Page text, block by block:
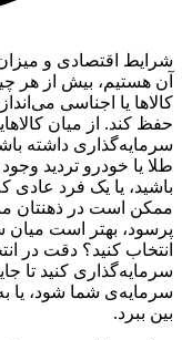
شرایط اقتصادی و
آن هستیم، بیش از هر
کالاها یا اجناسی
حفظ کند. از میان
سرمایه‌گذاری داشته
طلا یا خودرو تردید
باشید، یا یک فرد
ممکن است در ذهنتان
پرسود، بهتر است میان
انتخاب کنید؟ دقت در
سرمایه‌گذاری کنید تا
سرمایه‌ی شما شود، یا
بین ببرد.